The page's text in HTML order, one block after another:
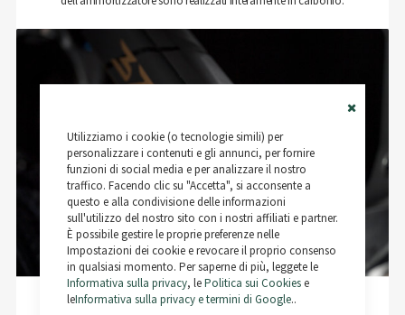
Utilizziamo i cookie (o tecnologie simili) per
personalizzare i contenuti e gli annunci, per fornire
funzioni di social media e per analizzare il nostro
traffico. Facendo clic su "Accetta", si acconsente a
questo e alla condivisione delle informazioni
sull'utilizzo del nostro sito con i nostri affiliati e partner.
È possibile gestire le proprie preferenze nelle
Impostazioni dei cookie e revocare il proprio consenso
in qualsiasi momento. Per saperne di più, leggete le
Informativa sulla privacy, lePolitica sui Cookiese
leInformativa sulla privacy e termini di Google..
Rotwild IPU375